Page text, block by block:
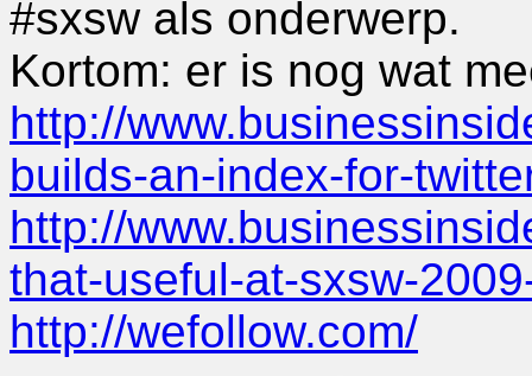
#sxsw als onderwerp.
Kortom: er is nog wat
http://
builds-an-index-for-
http://
that-useful-at-sxsw-
http://wefollow.com/